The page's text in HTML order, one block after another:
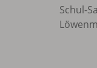
Schul-